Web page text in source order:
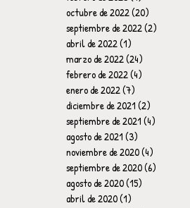
octubre de 2022(20)
septiembre de 2022(2)
abril de 2022(1)
marzo de 2022(24)
febrero de 2022(4)
enero de 2022(7)
diciembre de 2021(2)
septiembre de 2021(4)
agosto de 2021(3)
noviembre de 2020(4)
septiembre de 2020(6)
agosto de 2020(15)
abril de 2020(1)